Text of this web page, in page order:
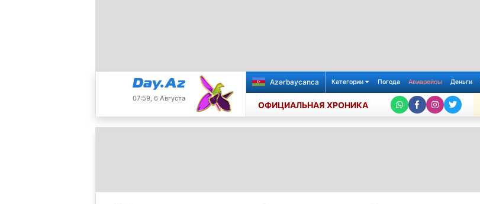
07:59, 6 Августа
Azərbaycanca Категории Погода Авиарейсы Деньги
ОФИЦИАЛЬНАЯ ХРОНИКА